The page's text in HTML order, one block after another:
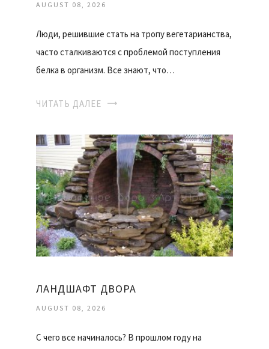
AUGUST 08, 2026
Люди, решившие стать на тропу вегетарианства,
часто сталкиваются с проблемой поступления
белка в организм. Все знают, что…
ЧИТАТЬ ДАЛЕЕ
ЛАНДШАФТ ДВОРА
AUGUST 08, 2026
С чего все начиналось? В прошлом году на